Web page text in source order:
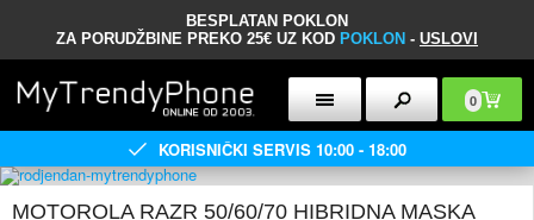
BESPLATAN POKLON
ZA PORUDŽBINE PREKO 25€ UZ KOD POKLON - USLOVI
0
KORISNIČKI SERVIS 10:00 - 18:00
MOTOROLA RAZR 50/60/70 HIBRIDNA MASKA